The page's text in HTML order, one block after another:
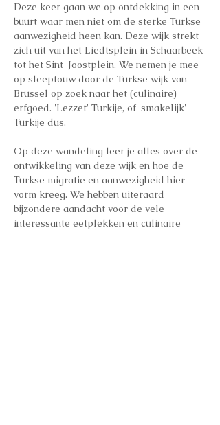
Deze keer gaan we op ontdekking in een
buurt waar men niet om de sterke Turkse
aanwezigheid heen kan. Deze wijk strekt
zich uit van het Liedtsplein in Schaarbeek
tot het Sint-Joostplein. We nemen je mee
op sleeptouw door de Turkse wijk van
Brussel op zoek naar het (culinaire)
erfgoed. 'Lezzet' Turkije, of 'smakelijk'
Turkije dus.
Op deze wandeling leer je alles over de
ontwikkeling van deze wijk en hoe de
Turkse migratie en aanwezigheid hier
vorm kreeg. We hebben uiteraard
bijzondere aandacht voor de vele
interessante eetplekken en culinaire